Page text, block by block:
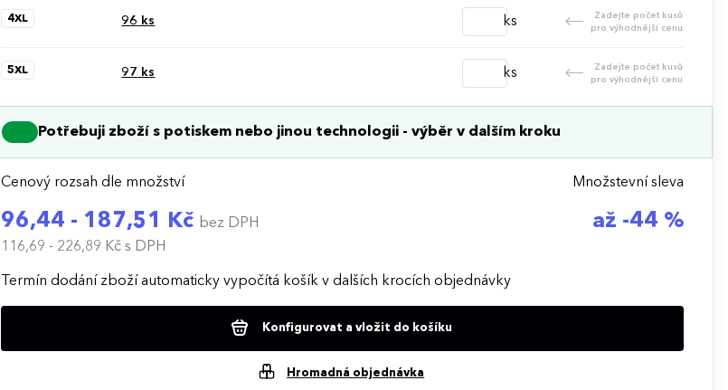
4XL 96 ks ks
Zadejte počet kusů
pro výhodnější cenu
5XL 97 ks ks
Zadejte počet kusů
pro výhodnější cenu
Potřebuji zboží s potiskem nebo jinou technologii - výběr v dalším kroku
Cenový rozsah dle množství
96,44 - 187,51 Kč bez DPH
116,69 - 226,89 Kčs DPH
Množstevní sleva
až -44 %
Termín dodání zboží automaticky vypočítá košík v dalších krocích objednávky
Konfigurovat a vložit do košíku
Hromadná objednávka